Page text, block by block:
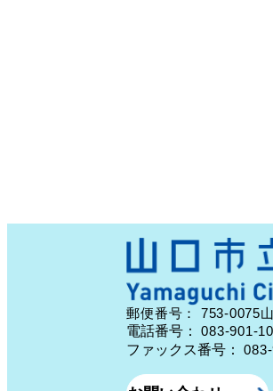
郵便番号： 753-0075
電話番号：083-901-
ファックス番号：